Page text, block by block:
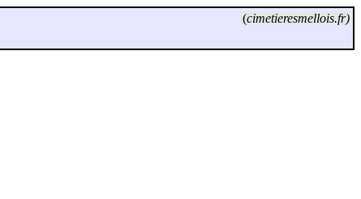
(cimetieresmellois.fr)